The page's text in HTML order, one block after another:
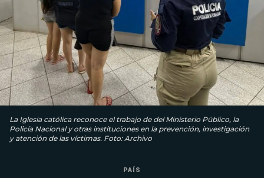
La Iglesia católica reconoce el trabajo de del Ministerio Público, la
Policía Nacional y otras instituciones en la prevención, investigación
y atención de las víctimas. Foto: Archivo
PAÍS